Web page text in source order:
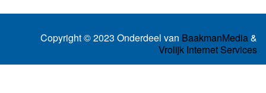
Copyright © 2023 Onderdeel van BaakmanMedia&
Vrolijk Internet Services